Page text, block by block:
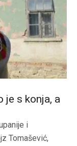
je s konja, a
i
Tomašević,